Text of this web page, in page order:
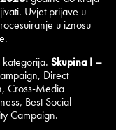
Uvjet prijave u
u iznosu
Skupina I –
Direct
Cross-Media
Best Social
Campaign.